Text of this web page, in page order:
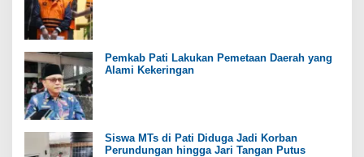
Pemkab Pati Lakukan Pemetaan Daerah yang
Alami Kekeringan
Siswa MTs di Pati Diduga Jadi Korban
Perundungan hingga Jari Tangan Putus